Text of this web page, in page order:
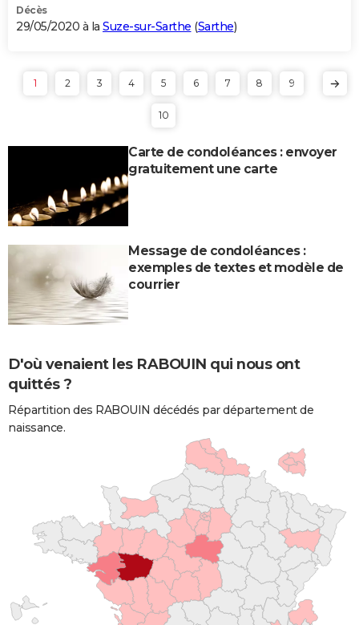
Décès
29/05/2020 à la Suze-sur-Sarthe (Sarthe)
1 2 3 4 5 6 7 8 9
10
Carte de condoléances : envoyer
gratuitement une carte
Message de condoléances :
exemples de textes et modèle de
courrier
D'où venaient les RABOUIN qui nous ont
quittés ?
Répartition des RABOUIN décédés par département de
naissance.